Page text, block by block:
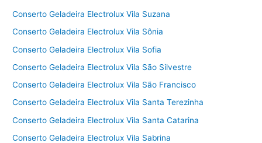
Conserto Geladeira Electrolux Vila Suzana
Conserto Geladeira Electrolux Vila Sônia
Conserto Geladeira Electrolux Vila Sofia
Conserto Geladeira Electrolux Vila São Silvestre
Conserto Geladeira Electrolux Vila São Francisco
Conserto Geladeira Electrolux Vila Santa Terezinha
Conserto Geladeira Electrolux Vila Santa Catarina
Conserto Geladeira Electrolux Vila Sabrina